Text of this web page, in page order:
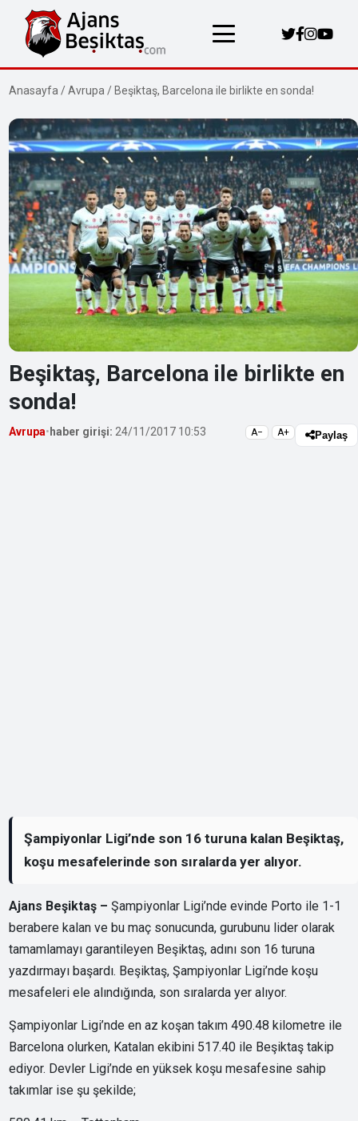
Anasayfa /Avrupa / Beşiktaş, Barcelona ile birlikte en sonda!
Beşiktaş, Barcelona ile birlikte en
sonda!
Avrupa• haber girişi: 24/11/2017 10:53 A− A+ Paylaş
Şampiyonlar Ligi’nde son 16 turuna kalan Beşiktaş,
koşu mesafelerinde son sıralarda yer alıyor.
Ajans Beşiktaş – Şampiyonlar Ligi’nde evinde Porto ile 1-1
berabere kalan ve bu maç sonucunda, gurubunu lider olarak
tamamlamayı garantileyen Beşiktaş, adını son 16 turuna
yazdırmayı başardı. Beşiktaş, Şampiyonlar Ligi’nde koşu
mesafeleri ele alındığında, son sıralarda yer alıyor.
Şampiyonlar Ligi’nde en az koşan takım 490.48 kilometre ile
Barcelona olurken, Katalan ekibini 517.40 ile Beşiktaş takip
ediyor. Devler Ligi’nde en yüksek koşu mesafesine sahip
takımlar ise şu şekilde;